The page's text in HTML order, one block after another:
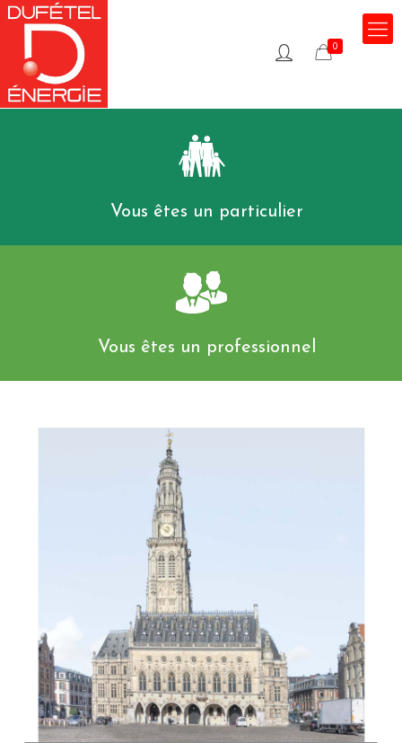
0
Vous êtes un particulier
Vous êtes un professionnel